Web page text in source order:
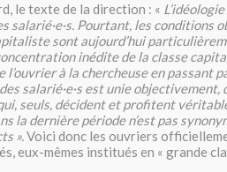
le texte de la direction : «
salarié·e·s. Pourtant, les conditions
sont aujourd’hui
inédite de la classe
l’ouvrier à la chercheuse en passant
salarié·e·s est unie
seuls, décident et profitent
la dernière période n’est pas
».Voici donc les ouvriers
eux-mêmes institués en « grande